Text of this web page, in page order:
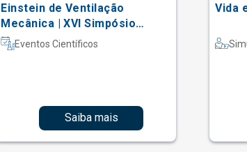
Einstein de Ventilação
Mecânica | XVI Simpósio
Internacional Einstein de
Fisioterapia em Terapia
Eventos Científicos
Saiba mais
Vida